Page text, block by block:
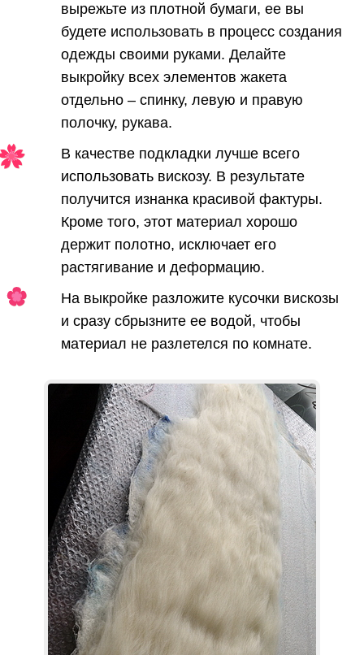
вырежьте из плотной бумаги, ее вы
будете использовать в процесс создания
одежды своими руками. Делайте
выкройку всех элементов жакета
отдельно – спинку, левую и правую
полочку, рукава.
В качестве подкладки лучше всего
использовать вискозу. В результате
получится изнанка красивой фактуры.
Кроме того, этот материал хорошо
держит полотно, исключает его
растягивание и деформацию.
На выкройке разложите кусочки вискозы
и сразу сбрызните ее водой, чтобы
материал не разлетелся по комнате.